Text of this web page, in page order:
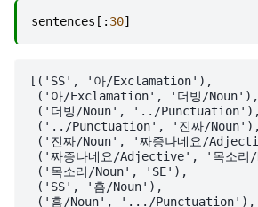
sentences [: 30]
[('SS', '아/Exclamation'),
('아/Exclamation', '더빙/Noun'),
('더빙/Noun', '../Punctuation'),
('../Punctuation', '진짜/Noun'),
('진짜/Noun', '짜증나네요/
('짜증나네요/Adjective', '목소리
('목소리/Noun', 'SE'),
('SS', '흠/Noun'),
('흠/Noun', '.../Punctuation'),